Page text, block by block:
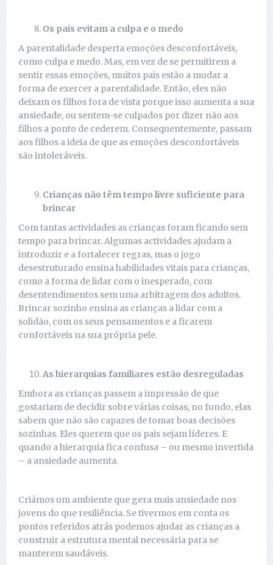
Os pais evitam a culpa e o medo
A parentalidade desperta emoções desconfortáveis,
como culpa e medo. Mas, em vez de se permitirem a
sentir essas emoções, muitos pais estão a mudar a
forma de exercer a parentalidade. Então, eles não
deixam os filhos fora de vista porque isso aumenta a sua
ansiedade, ou sentem-se culpados por dizer não aos
filhos a ponto de cederem. Consequentemente, passam
aos filhos a ideia de que as emoções desconfortáveis ​​
são intoleráveis.
Crianças não têm tempo livre suficiente para
brincar
Com tantas actividades as crianças foram ficando sem
tempo para brincar. Algumas actividades ajudam a
introduzir e a fortalecer regras, mas o jogo
desestruturado ensina habilidades vitais para crianças,
como a forma de lidar com o inesperado, com
desentendimentos sem uma arbitragem dos adultos.
Brincar sozinho ensina as crianças a lidar com a
solidão, com os seus pensamentos e a ficarem
confortáveis ​​na sua própria pele.
As hierarquias familiares estão desreguladas
Embora as crianças passem a impressão de que
gostariam de decidir sobre várias coisas, no fundo, elas
sabem que não são capazes de tomar boas decisões
sozinhas. Eles querem que os pais sejam líderes. E
quando a hierarquia fica confusa – ou mesmo invertida
– a ansiedade aumenta.
Criámos um ambiente que gera mais ansiedade nos
jovens do que resiliência. Se tivermos em conta os
pontos referidos atrás podemos ajudar as crianças a
construir a estrutura mental necessária para se
manterem saudáveis.